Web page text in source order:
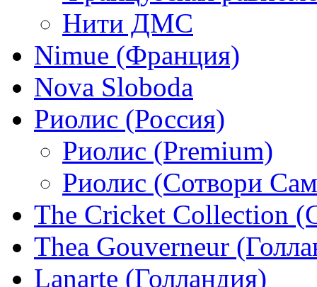
Нити ДМС
Nimue (Франция)
Nova Sloboda
Риолис (Россия)
Риолис (Premium)
Риолис (Сотвори
The Cricket Collection
Thea Gouverneur
Lanarte (Голландия)